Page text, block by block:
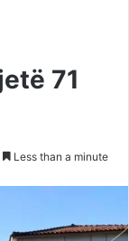
71
Less than a minute